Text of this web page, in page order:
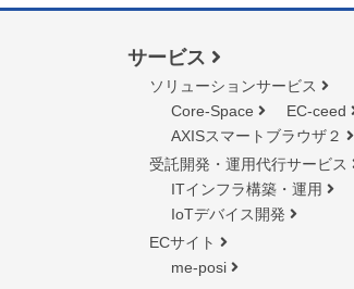
サービス
ソリューションサービス
Core-Space
EC-ceed
AXISスマートブラウザ２
受託開発・運用代行サービス
ITインフラ構築・運用
IoTデバイス開発
ECサイト
me-posi